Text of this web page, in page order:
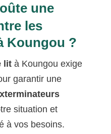
une
les
Koungou ?
lit à Koungou exige
garantir une
situation et
à vos besoins.